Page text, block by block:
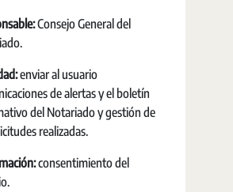
Consejo General del
enviar al usuario
de alertas y el boletín
del Notariado y gestión de
realizadas.
consentimiento del